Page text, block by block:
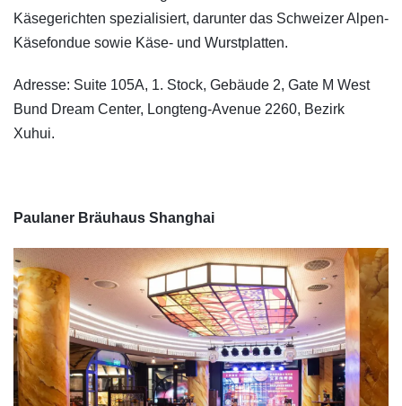
Käsegerichten spezialisiert, darunter das Schweizer Alpen-
Käsefondue sowie Käse- und Wurstplatten.
Adresse: Suite 105A, 1. Stock, Gebäude 2, Gate M West
Bund Dream Center, Longteng-Avenue 2260, Bezirk
Xuhui.
Paulaner Bräuhaus Shanghai